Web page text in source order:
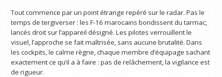
Tout commence par un point étrange repéré sur le radar. Pas le
temps de tergiverser : les F-16 marocains bondissent du tarmac,
lancés droit sur l’appareil désigné. Les pilotes verrouillent le
visuel, l’approche se fait maîtrisée, sans aucune brutalité. Dans
les cockpits, le calme règne, chaque membre d’équipage sachant
exactement ce qu’il a à faire : pas de relâchement, la vigilance est
de rigueur.